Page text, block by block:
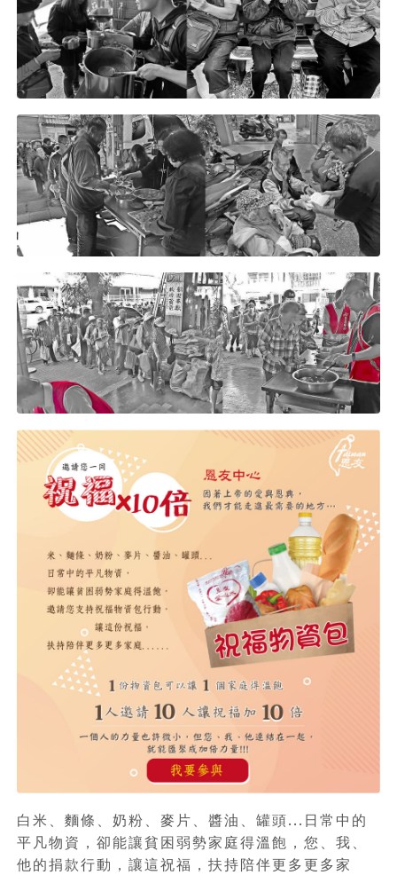
白米、麵條、奶粉、麥片、醬油、罐頭...日常中的
平凡物資，卻能讓貧困弱勢家庭得溫飽，您、我、
他的捐款行動，讓這祝福，扶持陪伴更多更多家